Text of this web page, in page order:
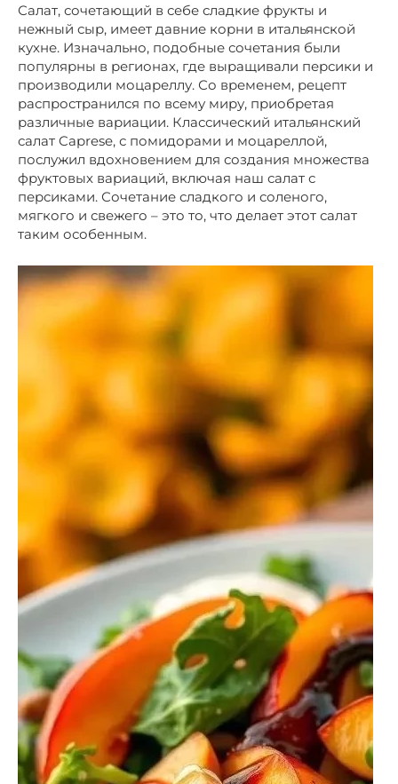
Салат, сочетающий в себе сладкие фрукты и
нежный сыр, имеет давние корни в итальянской
кухне. Изначально, подобные сочетания были
популярны в регионах, где выращивали персики и
производили моцареллу. Со временем, рецепт
распространился по всему миру, приобретая
различные вариации. Классический итальянский
салат Caprese, с помидорами и моцареллой,
послужил вдохновением для создания множества
фруктовых вариаций, включая наш салат с
персиками. Сочетание сладкого и соленого,
мягкого и свежего – это то, что делает этот салат
таким особенным.